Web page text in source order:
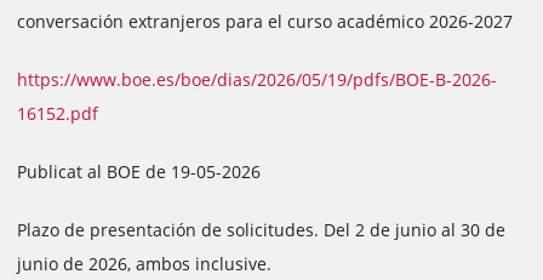
conversación extranjeros para el curso académico 2026-2027
https://www.boe.es/boe/dias/2026/05/19/pdfs/BOE-B-2026-
16152.pdf
Publicat al BOE de 19-05-2026
Plazo de presentación de solicitudes. Del 2 de junio al 30 de
junio de 2026, ambos inclusive.